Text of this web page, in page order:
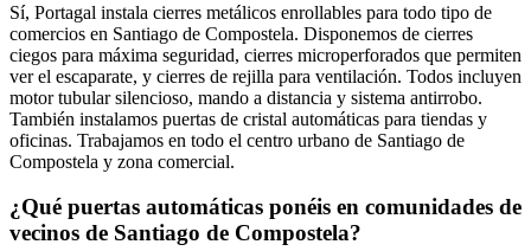
Sí, Portagal instala cierres metálicos enrollables para todo tipo de
comercios en Santiago de Compostela. Disponemos de cierres
ciegos para máxima seguridad, cierres microperforados que permiten
ver el escaparate, y cierres de rejilla para ventilación. Todos incluyen
motor tubular silencioso, mando a distancia y sistema antirrobo.
También instalamos puertas de cristal automáticas para tiendas y
oficinas. Trabajamos en todo el centro urbano de Santiago de
Compostela y zona comercial.
¿Qué puertas automáticas ponéis en comunidades de
vecinos de Santiago de Compostela?